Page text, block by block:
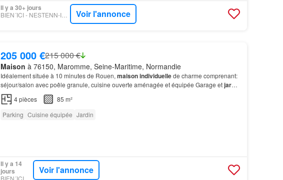
Il y a 30+ jours
BIEN´ICI - NESTENN-ISNEAUVILLE Voir l'annonce
205 000 €215 000 €
Maison à 76150, Maromme, Seine-Maritime, Normandie
Idéalement située à 10 minutes de Rouen, maison individuellede charme comprenant:
séjour/salon avec poêle granule, cuisine ouverte aménagée et équipée Garage etjardin
de 213m2 de parcelle…
4pièces
85 m²
Parking Cuisine équipée Jardin
Il y a 14
jours
Voir l'annonce